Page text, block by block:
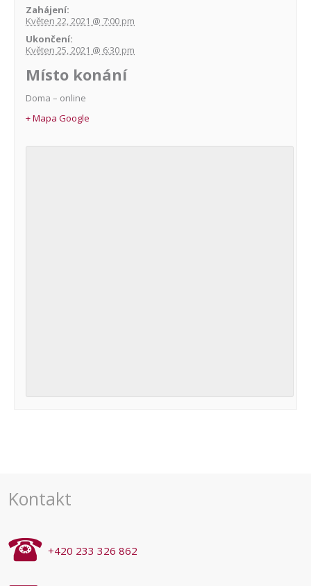
Zahájení:
Květen 22, 2021 @ 7:00 pm
Ukončení:
Květen 25, 2021 @ 6:30 pm
Místo konání
Doma – online
+ Mapa Google
Kontakt
+420 233 326 862